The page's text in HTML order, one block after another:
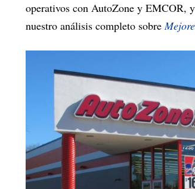
operativos con AutoZone y EMCOR,
nuestro análisis completo sobre